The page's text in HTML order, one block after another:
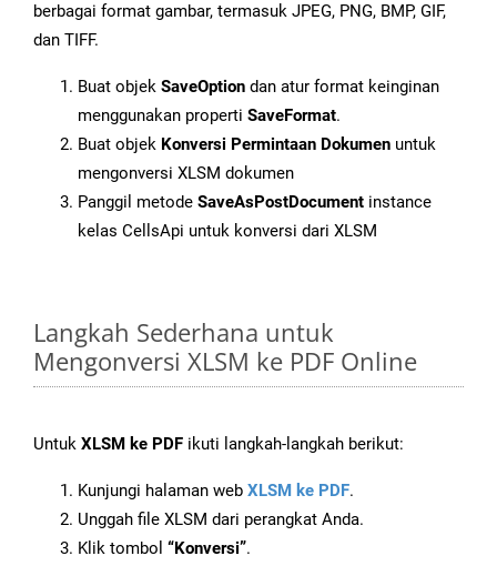
berbagai format gambar, termasuk JPEG, PNG, BMP, GIF,
dan TIFF.
Buat objek SaveOption dan atur format keinginan
menggunakan properti SaveFormat.
Buat objek Konversi Permintaan Dokumen untuk
mengonversi XLSM dokumen
Panggil metode SaveAsPostDocument instance
kelas CellsApi untuk konversi dari XLSM
Langkah Sederhana untuk
Mengonversi XLSM ke PDF Online
Untuk XLSM ke PDF ikuti langkah-langkah berikut:
Kunjungi halaman web XLSM ke PDF.
Unggah file XLSM dari perangkat Anda.
Klik tombol “Konversi”.